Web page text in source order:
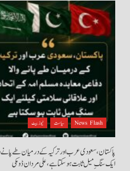
News Flash سیاست نیوز بیٹ
پاکستان، سعودی عرب اور ترکیہ کے درمیان طے پانے
ایک سنگِ میل ثابت ہو سکتا ہے، علی مردان ڈومکی